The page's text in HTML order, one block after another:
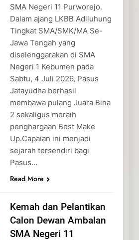
SMA Negeri 11 Purworejo.
Dalam ajang LKBB Adiluhung
Tingkat SMA/SMK/MA Se-
Jawa Tengah yang
diselenggarakan di SMA
Negeri 1 Kebumen pada
Sabtu, 4 Juli 2026, Pasus
Jatayudha berhasil
membawa pulang Juara Bina
2 sekaligus meraih
penghargaan Best Make
Up.Capaian ini menjadi
sejarah tersendiri bagi
Pasus…
Read More
Kemah dan Pelantikan
Calon Dewan Ambalan
SMA Negeri 11